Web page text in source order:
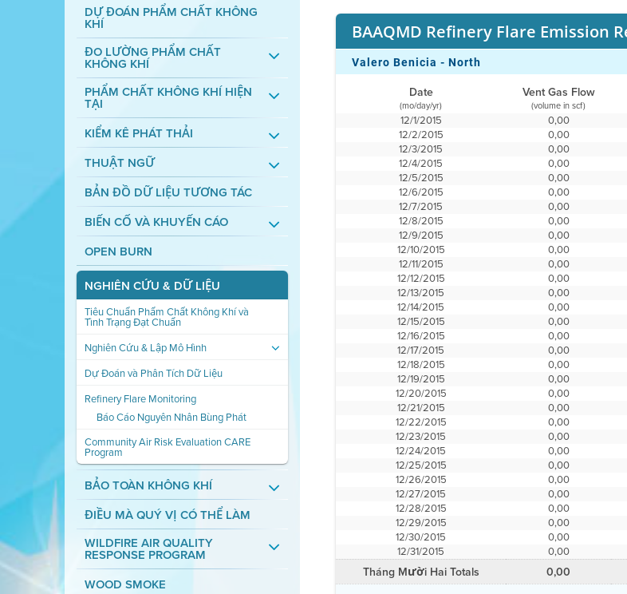
DỰ ĐOÁN PHẨM CHẤT KHÔNG
KHÍ
ĐO LƯỜNG PHẨM CHẤT
KHÔNG KHÍ
PHẨM CHẤT KHÔNG KHÍ HIỆN
TẠI
KIỂM KÊ PHÁT THẢI
THUẬT NGỮ
BẢN ĐỒ DỮ LIỆU TƯƠNG TÁC
BIẾN CỐ VÀ KHUYẾN CÁO
OPEN BURN
NGHIÊN CỨU & DỮ LIỆU
Tiêu Chuẩn Phẩm Chất Không Khí và
Tình Trạng Đạt Chuẩn
Nghiên Cứu & Lập Mô Hình
Dự Đoán và Phân Tích Dữ Liệu
Refinery Flare Monitoring
Báo Cáo Nguyên Nhân Bùng Phát
Community Air Risk Evaluation CARE
Program
BẢO TOÀN KHÔNG KHÍ
ĐIỀU MÀ QUÝ VỊ CÓ THỂ LÀM
WILDFIRE AIR QUALITY
RESPONSE PROGRAM
WOOD SMOKE
BAAQMD Refinery Flare Emission
Valero Benicia - North
Date Vent Gas Flow
(mo/day/yr) (volume in scf)
12/1/2015 0,00
12/2/2015
0,00
12/3/2015
0,00
12/4/2015
0,00
12/5/2015
0,00
12/6/2015
0,00
12/7/2015
0,00
12/8/2015
0,00
12/9/2015
0,00
12/10/2015
0,00
12/11/2015
0,00
12/12/2015
0,00
12/13/2015
0,00
12/14/2015
0,00
12/15/2015
0,00
12/16/2015
0,00
12/17/2015
0,00
12/18/2015
0,00
12/19/2015
0,00
12/20/2015
0,00
12/21/2015
0,00
12/22/2015
0,00
12/23/2015
0,00
12/24/2015
0,00
12/25/2015
0,00
12/26/2015
0,00
12/27/2015
0,00
12/28/2015
0,00
12/29/2015
0,00
12/30/2015
0,00
12/31/2015
0,00
Tháng Mười Hai Totals 0,00